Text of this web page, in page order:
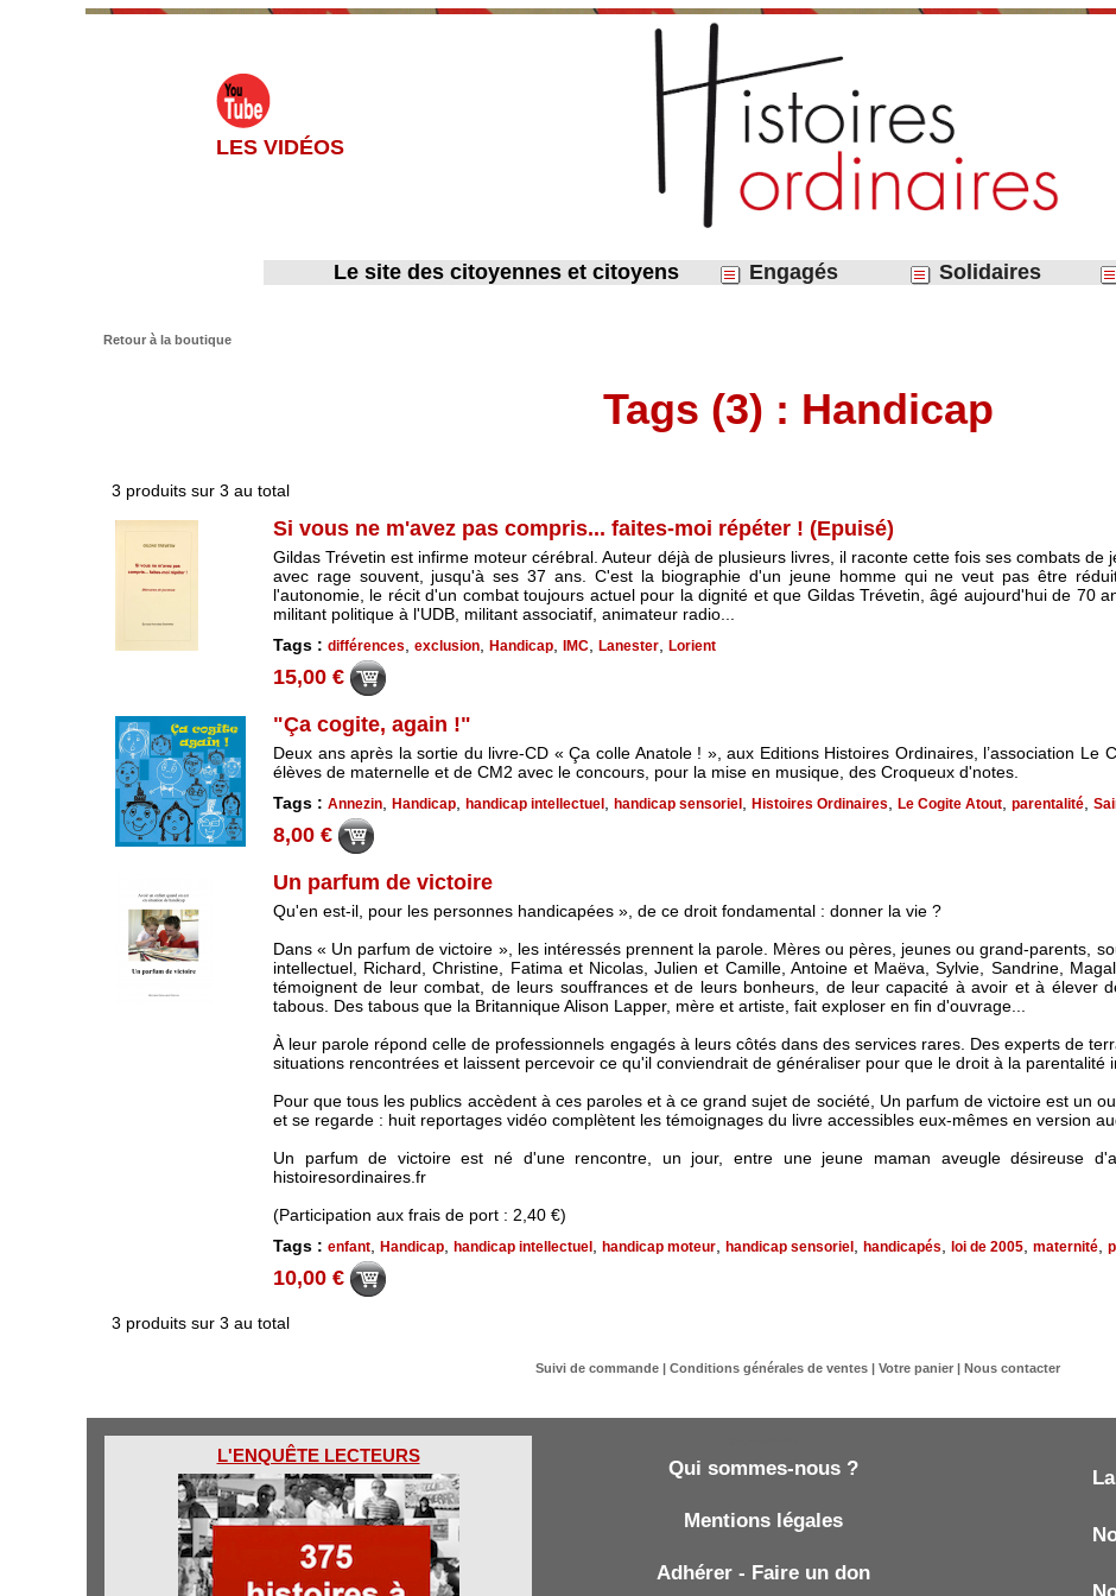
LES VIDÉOS
Le site des citoyennes et citoyens
Engagés Solidaires
Retour à la boutique
Tags (3) : Handicap
3 produits sur 3 au total
Si vous ne m'avez pas compris... faites-moi répéter ! (Epuisé)
Gildas Trévetin est infirme moteur cérébral. Auteur déjà de plusieurs livres, il raconte cette fois ses combats de
avec rage souvent, jusqu'à ses 37 ans. C'est la biographie d'un jeune homme qui ne veut pas être
l'autonomie, le récit d'un combat toujours actuel pour la dignité et que Gildas Trévetin, âgé aujourd'hui de 70
militant politique à l'UDB, militant associatif, animateur radio...
Tags : différences exclusion Handicap IMC Lanester Lorient
15,00 €
"Ça cogite, again !"
Deux ans après la sortie du livre-CD « Ça colle Anatole ! », aux Editions Histoires Ordinaires, l’association Le
élèves de maternelle et de CM2 avec le concours, pour la mise en musique, des Croqueux d'notes.
Tags : Annezin Handicap handicap intellectuel handicap sensoriel Histoires Ordinaires Le Cogite Atout parentalité
8,00 €
Un parfum de victoire
Qu'en est-il, pour les personnes handicapées », de ce droit fondamental : donner la vie ?
Dans « Un parfum de victoire », les intéressés prennent la parole. Mères ou pères, jeunes ou grand-parents,
intellectuel, Richard, Christine, Fatima et Nicolas, Julien et Camille, Antoine et Maëva, Sylvie, Sandrine,
témoignent de leur combat, de leurs souffrances et de leurs bonheurs, de leur capacité à avoir et à élever
tabous. Des tabous que la Britannique Alison Lapper, mère et artiste, fait exploser en fin d'ouvrage...
À leur parole répond celle de professionnels engagés à leurs côtés dans des services rares. Des experts de
situations rencontrées et laissent percevoir ce qu'il conviendrait de généraliser pour que le droit à la parentalité
Pour que tous les publics accèdent à ces paroles et à ce grand sujet de société, Un parfum de victoire est un
et se regarde : huit reportages vidéo complètent les témoignages du livre accessibles eux-mêmes en version
Un parfum de victoire est né d'une rencontre, un jour, entre une jeune maman aveugle désireuse
histoiresordinaires.fr
(Participation aux frais de port : 2,40 €)
Tags : enfant Handicap handicap intellectuel handicap moteur handicap sensoriel handicapés loi de 2005 maternité
10,00 €
3 produits sur 3 au total
Suivi de commande | Conditions générales de ventes | Votre panier | Nous contacter
L'ENQUÊTE LECTEURS
Qui sommes-nous ?
Mentions légales
Adhérer - Faire un don